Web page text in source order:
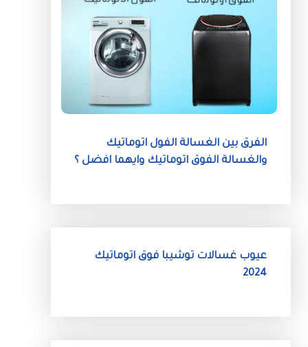
الفرق بين الغسالة الفول اتوماتيك
والغسالة الفوق اتوماتيك وايهما افضل ؟
عيوب غسالات توشيبا فوق اتوماتيك
2024